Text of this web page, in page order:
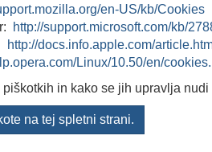
en-US/kb/Cookies
http://support.microsoft.com/kb/
http://docs.info.apple.com/
Linux/10.50/en/
in kako se jih upravlja nudi
na tej spletni strani.